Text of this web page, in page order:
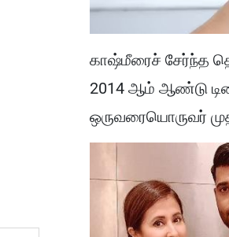
காஷ்மீரைச் சேர்ந்த
2014 ஆம் ஆண்டு
ஒருவரையொருவர்